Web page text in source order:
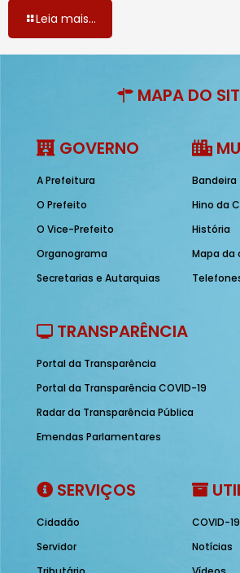
Leia mais...
MAPA DO
GOVERNO
A Prefeitura
O Prefeito
O Vice-Prefeito
Organograma
Secretarias e Autarquias
Bandeira
Hino da
História
Mapa da
TRANSPARÊNCIA
Portal da Transparência
Portal da Transparência COVID-19
Radar da Transparência Pública
Emendas Parlamentares
SERVIÇOS
Cidadão
Servidor
COVID-19
Notícias